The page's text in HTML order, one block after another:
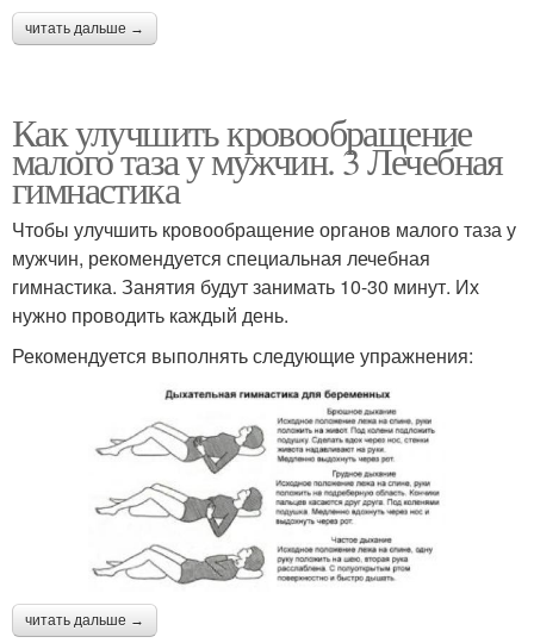
читать дальше →
Как улучшить кровообращение
малого таза у мужчин. 3 Лечебная
гимнастика
Чтобы улучшить кровообращение органов малого таза у
мужчин, рекомендуется специальная лечебная
гимнастика. Занятия будут занимать 10-30 минут. Их
нужно проводить каждый день.
Рекомендуется выполнять следующие упражнения:
читать дальше →